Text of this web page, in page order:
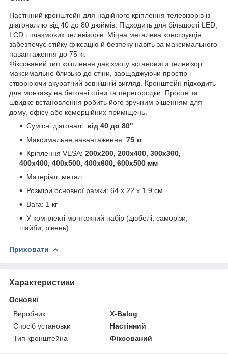
Настінний кронштейн для надійного кріплення телевізорів із
діагоналлю від 40 до 80 дюймів. Підходить для більшості LED,
LCD і плазмових телевізорів. Міцна металева конструкція
забезпечує стійку фіксацію й безпеку навіть за максимального
навантаження до 75 кг.
Фіксований тип кріплення дає змогу встановити телевізор
максимально близько до стіни, заощаджуючи простір і
створюючи акуратний зовнішній вигляд. Кронштейн підходить
для монтажу на бетонні стіни та перегородки. Просте та
швидке встановлення робить його зручним рішенням для
дому, офісу або комерційних приміщень.
Сумісні діагоналі: від 40 до 80"
Максимальне навантаження: 75 кг
Кріплення VESA: 200х200, 200х400, 300х300,
400х400, 400х500, 400х600, 600х500 мм
Матеріал: метал
Розміри основної рамки: 64 x 22 x 1.9 см
Вага: 1 кг
У комплекті монтажний набір (дюбелі, саморізи,
шайби, рівень)
Приховати
Характеристики
Основні
Виробник
X-Balog
Спосіб установки
Настінний
Тип кронштейна
Фіксований